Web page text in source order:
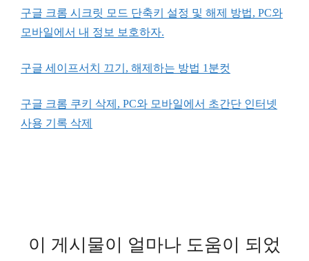
구글 크롬 시크릿 모드 단축키 설정 및 해제 방법, PC와
모바일에서 내 정보 보호하자.
구글 세이프서치 끄기, 해제하는 방법 1분컷
구글 크롬 쿠키 삭제, PC와 모바일에서 초간단 인터넷
사용 기록 삭제
이 게시물이 얼마나 도움이 되었